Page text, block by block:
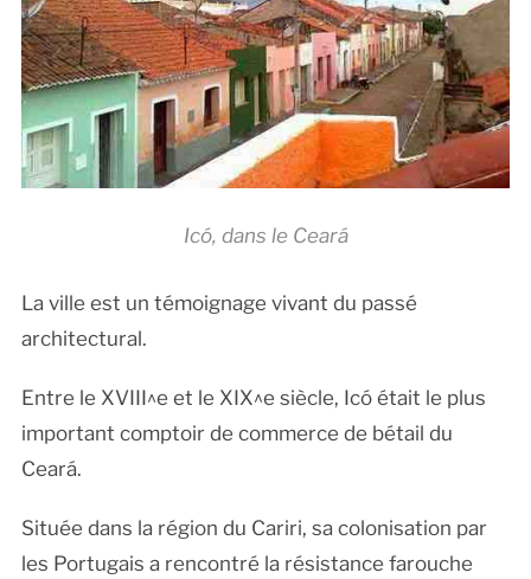
Icó, dans le Ceará
La ville est un témoignage vivant du passé
architectural.
Entre le XVIII^e et le XIX^e siècle, Icó était le plus
important comptoir de commerce de bétail du
Ceará.
Située dans la région du Cariri, sa colonisation par
les Portugais a rencontré la résistance farouche